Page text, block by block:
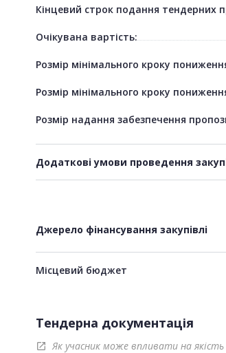
Кінцевий строк подання тендерних
Очікувана вартість:
Розмір мінімального кроку
Розмір мінімального кроку
Розмір надання забезпечення
Додаткові умови проведення
Джерело фінансування закупівлі
Місцевий бюджет
Тендерна документація
open_in_new Як учасник може впливати на